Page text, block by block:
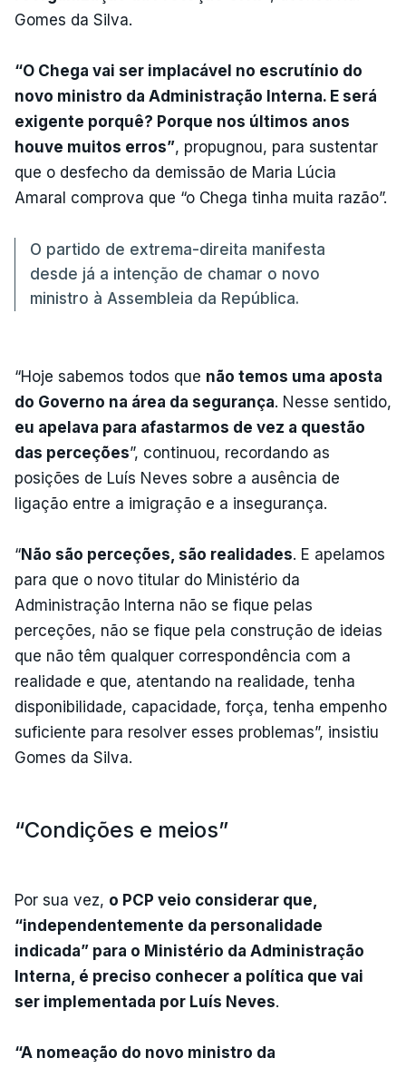
Gomes da Silva.
“O Chega vai ser implacável no escrutínio do
novo ministro da Administração Interna. E será
exigente porquê? Porque nos últimos anos
houve muitos erros”, propugnou, para sustentar
que o desfecho da demissão de Maria Lúcia
Amaral comprova que “o Chega tinha muita razão”.
O partido de extrema-direita manifesta
desde já a intenção de chamar o novo
ministro à Assembleia da República.
“Hoje sabemos todos que não temos uma aposta
do Governo na área da segurança. Nesse sentido,
eu apelava para afastarmos de vez a questão
das perceções”, continuou, recordando as
posições de Luís Neves sobre a ausência de
ligação entre a imigração e a insegurança.
“Não são perceções, são realidades. E apelamos
para que o novo titular do Ministério da
Administração Interna não se fique pelas
perceções, não se fique pela construção de ideias
que não têm qualquer correspondência com a
realidade e que, atentando na realidade, tenha
disponibilidade, capacidade, força, tenha empenho
suficiente para resolver esses problemas”, insistiu
Gomes da Silva.
“Condições e meios”
Por sua vez, o PCP veio considerar que,
“independentemente da personalidade
indicada” para o Ministério da Administração
Interna, é preciso conhecer a política que vai
ser implementada por Luís Neves.
“A nomeação do novo ministro da